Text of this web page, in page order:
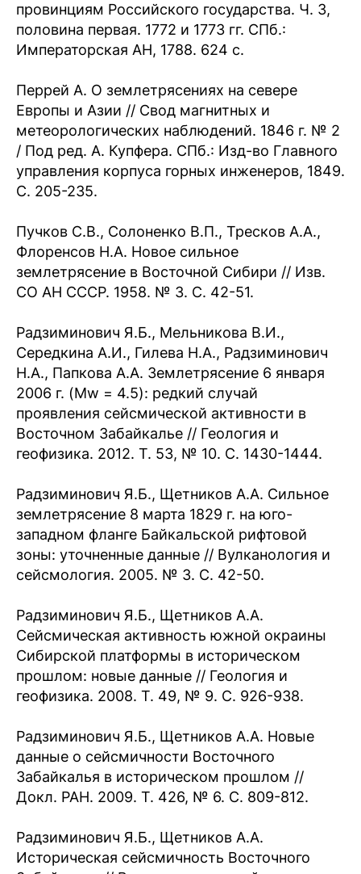
провинциям Российского государства. Ч. 3,
половина первая. 1772 и 1773 гг. СПб.:
Императорская АН, 1788. 624 с.
Перрей А. О землетрясениях на севере
Европы и Азии // Свод магнитных и
метеорологических наблюдений. 1846 г. № 2
/ Под ред. А. Купфера. СПб.: Изд-во Главного
управления корпуса горных инженеров, 1849.
С. 205-235.
Пучков С.В., Солоненко В.П., Тресков А.А.,
Флоренсов Н.А. Новое сильное
землетрясение в Восточной Сибири // Изв.
СО АН СССР. 1958. № 3. С. 42-51.
Радзиминович Я.Б., Мельникова В.И.,
Середкина А.И., Гилева Н.А., Радзиминович
Н.А., Папкова А.А. Землетрясение 6 января
2006 г. (Mw = 4.5): редкий случай
проявления сейсмической активности в
Восточном Забайкалье // Геология и
геофизика. 2012. Т. 53, № 10. С. 1430-1444.
Радзиминович Я.Б., Щетников А.А. Сильное
землетрясение 8 марта 1829 г. на юго-
западном фланге Байкальской рифтовой
зоны: уточненные данные // Вулканология и
сейсмология. 2005. № 3. С. 42-50.
Радзиминович Я.Б., Щетников А.А.
Сейсмическая активность южной окраины
Сибирской платформы в историческом
прошлом: новые данные // Геология и
геофизика. 2008. Т. 49, № 9. С. 926-938.
Радзиминович Я.Б., Щетников А.А. Новые
данные о сейсмичности Восточного
Забайкалья в историческом прошлом //
Докл. РАН. 2009. Т. 426, № 6. С. 809-812.
Радзиминович Я.Б., Щетников А.А.
Историческая сейсмичность Восточного